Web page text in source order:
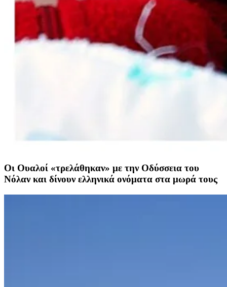
Οι Ουαλοί «τρελάθηκαν» με την Οδύσσεια του
Νόλαν και δίνουν ελληνικά ονόματα στα μωρά τους